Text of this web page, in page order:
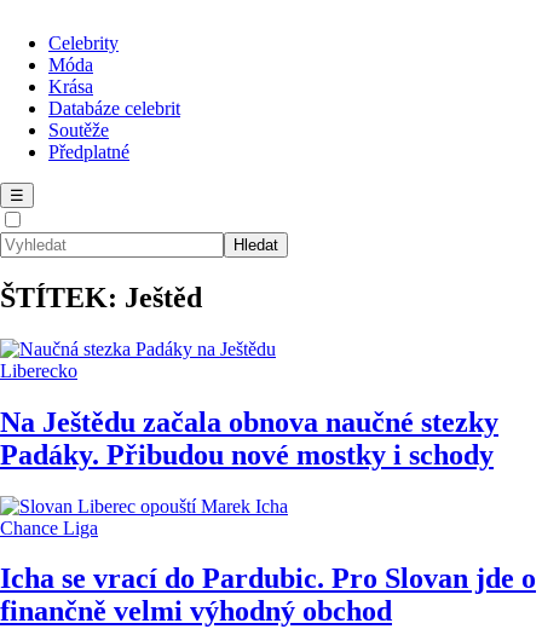
Celebrity
Móda
Krása
Databáze celebrit
Soutěže
Předplatné
☰
ŠTÍTEK: Ještěd
Liberecko
Na Ještědu začala obnova naučné stezky
Padáky. Přibudou nové mostky i schody
Chance Liga
Icha se vrací do Pardubic. Pro Slovan jde o
finančně velmi výhodný obchod